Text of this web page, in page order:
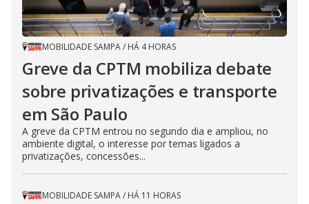
MOBILIDADE SAMPA/ HÁ 4 HORAS
Greve da CPTM mobiliza debate
sobre privatizações e transporte
em São Paulo
A greve da CPTM entrou no segundo dia e ampliou, no
ambiente digital, o interesse por temas ligados a
privatizações, concessões...
MOBILIDADE SAMPA/ HÁ 11 HORAS